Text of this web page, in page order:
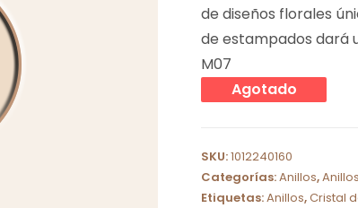
de diseños florales
de estampados dará
M07
Agotado
SKU:1012240160
Categorías:Anillos,
Etiquetas:Anillos,Cristal